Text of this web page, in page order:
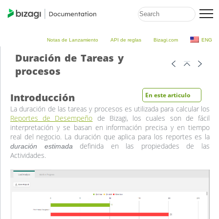
Notas de Lanzamiento API de reglas Bizagi.com ENG